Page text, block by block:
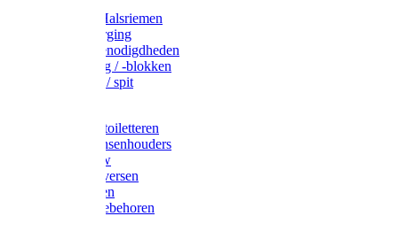
Halsters / Halsriemen
Hoefverzorging
Lammer benodigdheden
Ramdektuig / -blokken
Vastzetpen / spit
Poetsen & toiletteren
Zadel-/Trensenhouders
Halstertouw
Halsters diversen
Hoofdstellen
Zadel & toebehoren